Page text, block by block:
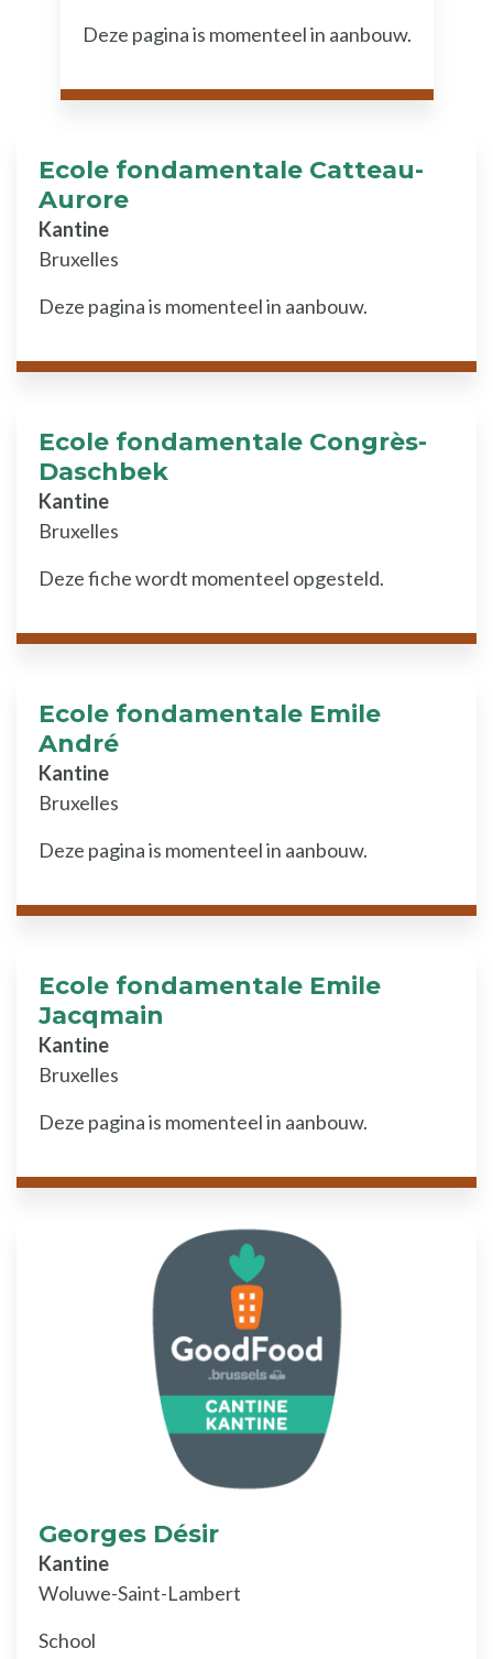
Deze pagina is momenteel in aanbouw.
Ecole fondamentale Catteau-
Aurore
Kantine
Bruxelles
Deze pagina is momenteel in aanbouw.
Ecole fondamentale Congrès-
Daschbek
Kantine
Bruxelles
Deze fiche wordt momenteel opgesteld.
Ecole fondamentale Emile
André
Kantine
Bruxelles
Deze pagina is momenteel in aanbouw.
Ecole fondamentale Emile
Jacqmain
Kantine
Bruxelles
Deze pagina is momenteel in aanbouw.
Georges Désir
Kantine
Woluwe-Saint-Lambert
School